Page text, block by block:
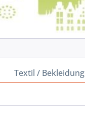
Textil / Bekleidung